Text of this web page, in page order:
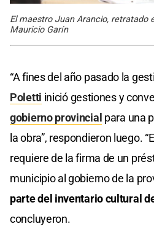
El maestro Juan Arancio, retratado
Mauricio Garín
“A fines del año pasado la
Poletti inició gestiones y
gobierno provincial para una
la obra”, respondieron luego.
requiere de la firma de un
municipio al gobierno de la
parte del inventario cultural
concluyeron.